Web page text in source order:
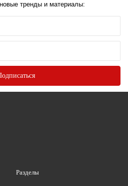
тренды и материалы:
Разделы